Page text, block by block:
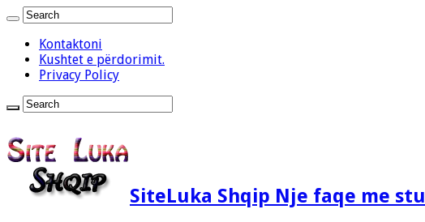
Kontaktoni
Kushtet e përdorimit.
Privacy Policy
SiteLuka Shqip Nje faqe me